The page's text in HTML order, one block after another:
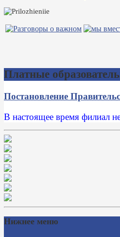
Платные
Постановление
В настоящее время филиал
Нижнее меню